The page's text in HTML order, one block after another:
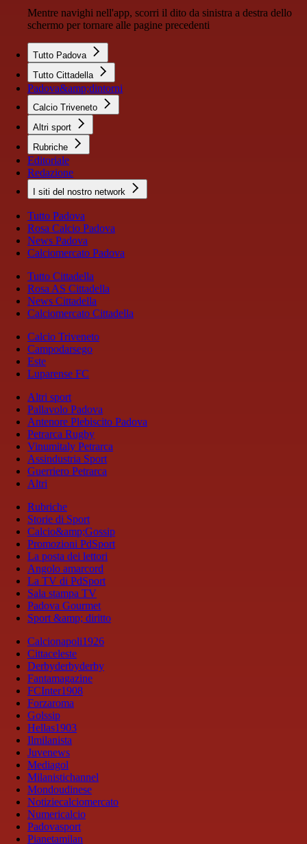
Mentre navighi nell'app, scorri il dito da sinistra a destra dello
schermo per tornare alle pagine precedenti
Tutto Padova
Tutto Cittadella
Padova&amp;dintorni
Calcio Triveneto
Altri sport
Rubriche
Editoriale
Redazione
I siti del nostro network
Tutto Padova
Rosa Calcio Padova
News Padova
Calciomercato Padova
Tutto Cittadella
Rosa AS Cittadella
News Cittadella
Calciomercato Cittadella
Calcio Triveneto
Campodarsego
Este
Luparense FC
Altri sport
Pallavolo Padova
Antenore Plebiscito Padova
Petrarca Rugby
Vinumitaly Petrarca
Assindustria Sport
Guerriero Petrarca
Altri
Rubriche
Storie di Sport
Calcio&amp;Gossip
Promozioni PdSport
La posta dei lettori
Angolo amarcord
La TV di PdSport
Sala stampa TV
Padova Gourmet
Sport &amp; diritto
Calcionapoli1926
Cittaceleste
Derbyderbyderby
Fantamagazine
FCInter1908
Forzaroma
Golssip
Hellas1903
Ilmilanista
Juvenews
Mediagol
Milanistichannel
Mondoudinese
Notiziecalciomercato
Numericalcio
Padovasport
Pianetamilan